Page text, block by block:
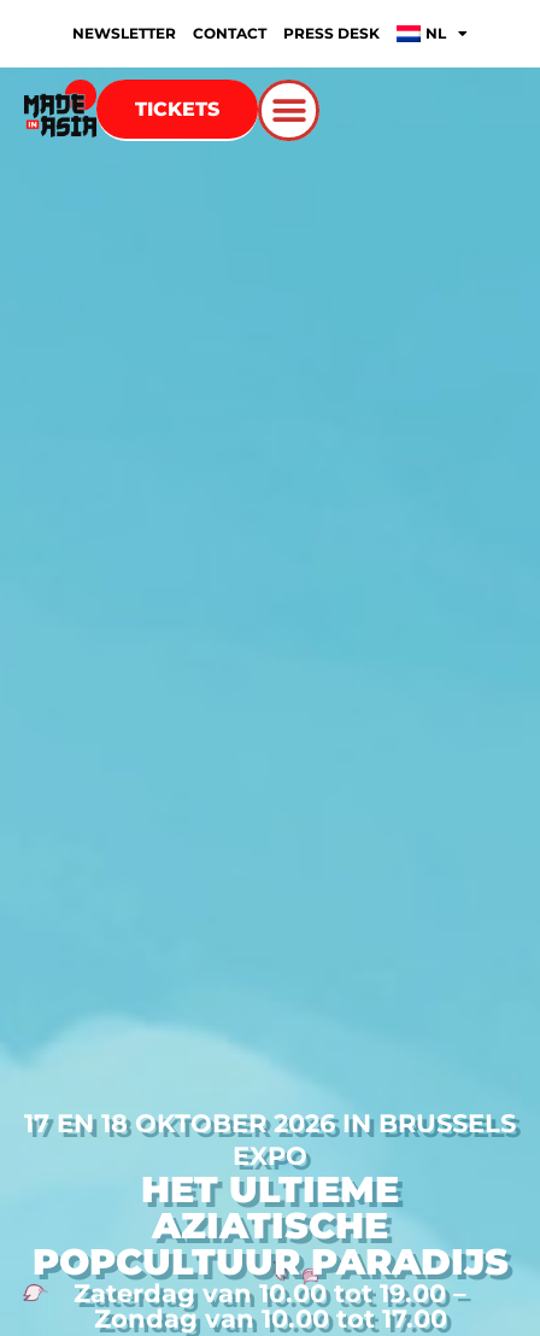
NEWSLETTER CONTACT PRESS DESK NL
TICKETS
17 EN 18 OKTOBER 2026 IN BRUSSELS
EXPO
HET ULTIEME
AZIATISCHE
POPCULTUUR PARADIJS
Zaterdag van 10.00 tot 19.00 –
Zondag van 10.00 tot 17.00